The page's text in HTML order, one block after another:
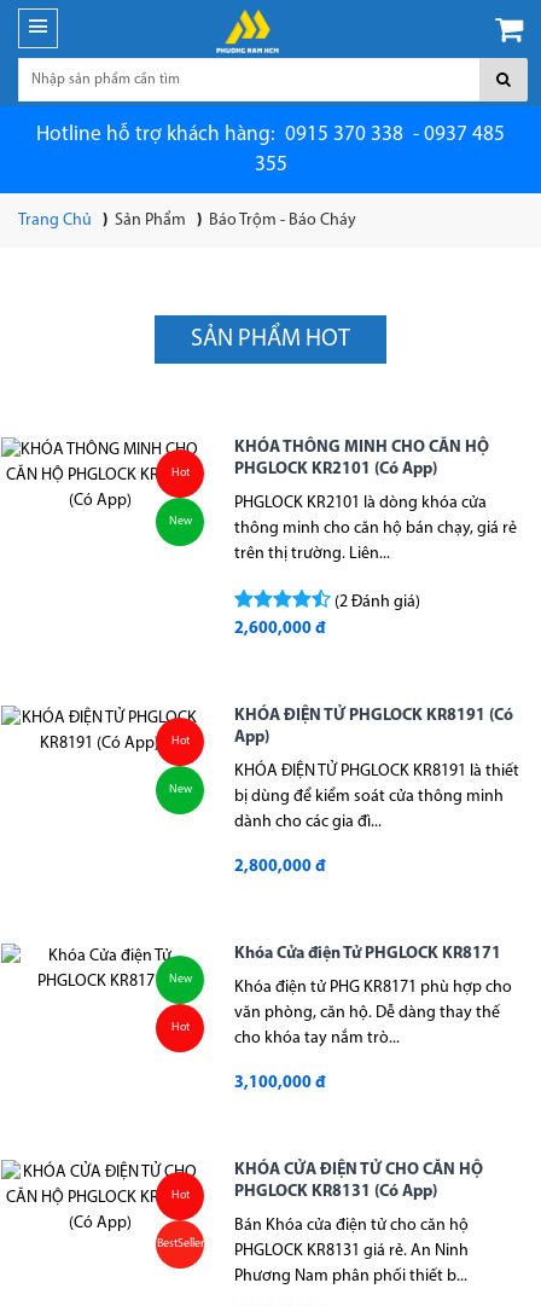
Hotline hỗ trợ khách hàng: 0915 370 338 - 0937 485
355
Trang Chủ Sản Phẩm Báo Trộm - Báo Cháy
SẢN PHẨM HOT
Hot
New
KHÓA THÔNG MINH CHO CĂN HỘ
PHGLOCK KR2101 (Có App)
PHGLOCK KR2101 là dòng khóa cửa
thông minh cho căn hộ bán chạy, giá rẻ
trên thị trường. Liên...
(2 Đánh giá)
2,600,000 đ
Hot
New
KHÓA ĐIỆN TỬ PHGLOCK KR8191 (Có
App)
KHÓA ĐIỆN TỬ PHGLOCK KR8191 là thiết
bị dùng để kiểm soát cửa thông minh
dành cho các gia đì...
2,800,000 đ
New
Hot
Khóa Cửa điện Tử PHGLOCK KR8171
Khóa điện tử PHG KR8171 phù hợp cho
văn phòng, căn hộ. Dễ dàng thay thế
cho khóa tay nắm trò...
3,100,000 đ
Hot
BestSeller
KHÓA CỬA ĐIỆN TỬ CHO CĂN HỘ
PHGLOCK KR8131 (Có App)
Bán Khóa cửa điện tử cho căn hộ
PHGLOCK KR8131 giá rẻ. An Ninh
Phương Nam phân phối thiết b...